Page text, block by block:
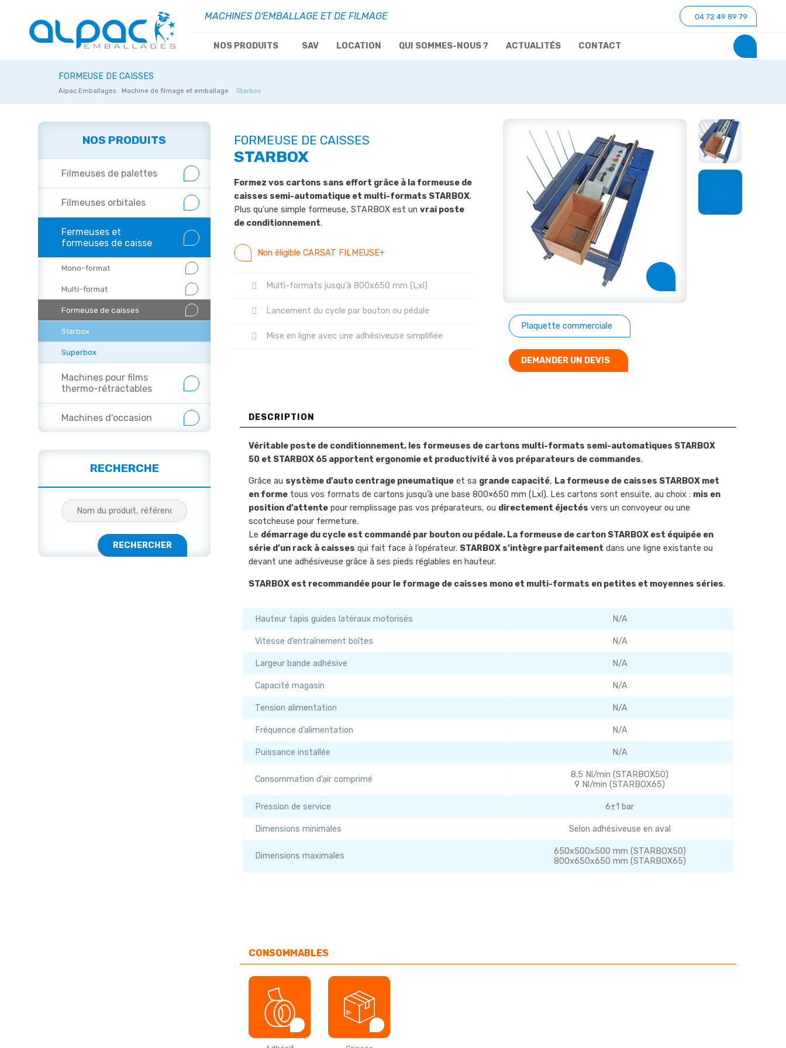
MACHINES D'EMBALLAGE ET DE FILMAGE 04 72 49 89 79
NOS PRODUITS SAV LOCATION QUI SOMMES-NOUS ? ACTUALITÉS CONTACT
FORMEUSE DE CAISSES
Alpac Emballages Machine de filmage et emballage Starbox
RECHERCHE
NOS PRODUITS
Filmeuses de palettes
Filmeuses orbitales
Fermeuses et
formeuses de caisse
Mono-format
Multi-format
Formeuse de caisses
Starbox
Superbox
Machines pour films
thermo-rétractables
Machines d'occasion
FORMEUSE DE CAISSES
STARBOX
Formez vos cartons sans effort grâce à la formeuse de
caisses semi-automatique et multi-formats STARBOX.
Plus qu'une simple formeuse, STARBOX est un vrai poste
de conditionnement.
Non éligible CARSAT FILMEUSE+
Multi-formats jusqu'à 800x650 mm (Lxl)
Lancement du cycle par bouton ou pédale
Mise en ligne avec une adhésiveuse simplifiée
Plaquette commerciale
DEMANDER UN DEVIS
DESCRIPTION
Véritable poste de conditionnement, les formeuses de cartons multi-formats semi-automatiques STARBOX
50 et STARBOX 65 apportent ergonomie et productivité à vos préparateurs de commandes.
Grâce au système d’auto centrage pneumatique et sa grande capacité, La formeuse de caisses STARBOX met
en forme tous vos formats de cartons jusqu’à une base 800×650 mm (Lxl). Les cartons sont ensuite, au choix : mis en
position d’attente pour remplissage pas vos préparateurs, ou directement éjectés vers un convoyeur ou une
scotcheuse pour fermeture.
Le démarrage du cycle est commandé par bouton ou pédale. La formeuse de carton STARBOX est équipée en
série d’un rack à caisses qui fait face à l’opérateur. STARBOX s’intègre parfaitement dans une ligne existante ou
devant une adhésiveuse grâce à ses pieds réglables en hauteur.
STARBOX est recommandée pour le formage de caisses mono et multi-formats en petites et moyennes séries.
Hauteur tapis guides latéraux motorisés N/A
Vitesse d’entraînement boîtes N/A
Largeur bande adhésive N/A
Capacité magasin N/A
Tension alimentation N/A
Fréquence d’alimentation N/A
Puissance installée N/A
Consommation d’air comprimé
8.5 Nl/min (STARBOX50)
9 Nl/min (STARBOX65)
Pression de service 6±1 bar
Dimensions minimales Selon adhésiveuse en aval
Dimensions maximales
650x500x500 mm (STARBOX50)
800x650x650 mm (STARBOX65)
CONSOMMABLES